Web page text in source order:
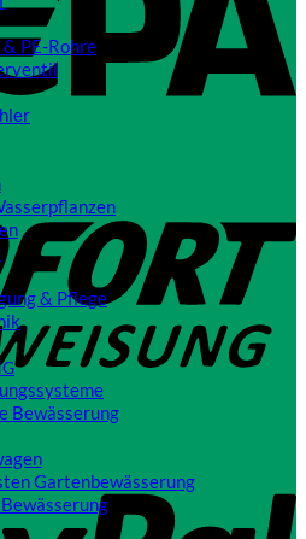
PE-Rohre
& Pflege
Bewässerung
Gartenbewässerung